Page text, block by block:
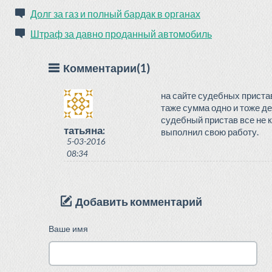
Долг за газ и полный бардак в органах
Штраф за давно проданный автомобиль
Комментарии(1)
татьяна:
5-03-2016
08:34
на сайте судебных
таже сумма одно и тоже
судебный пристав все не
выполнил свою работу.
Добавить комментарий
Ваше имя